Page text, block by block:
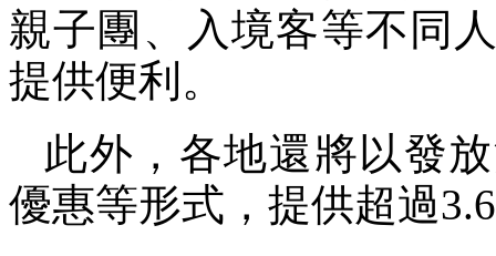
親子團、入境客等不同
提供便利。
此外，各地還將以發
優惠等形式，提供超過